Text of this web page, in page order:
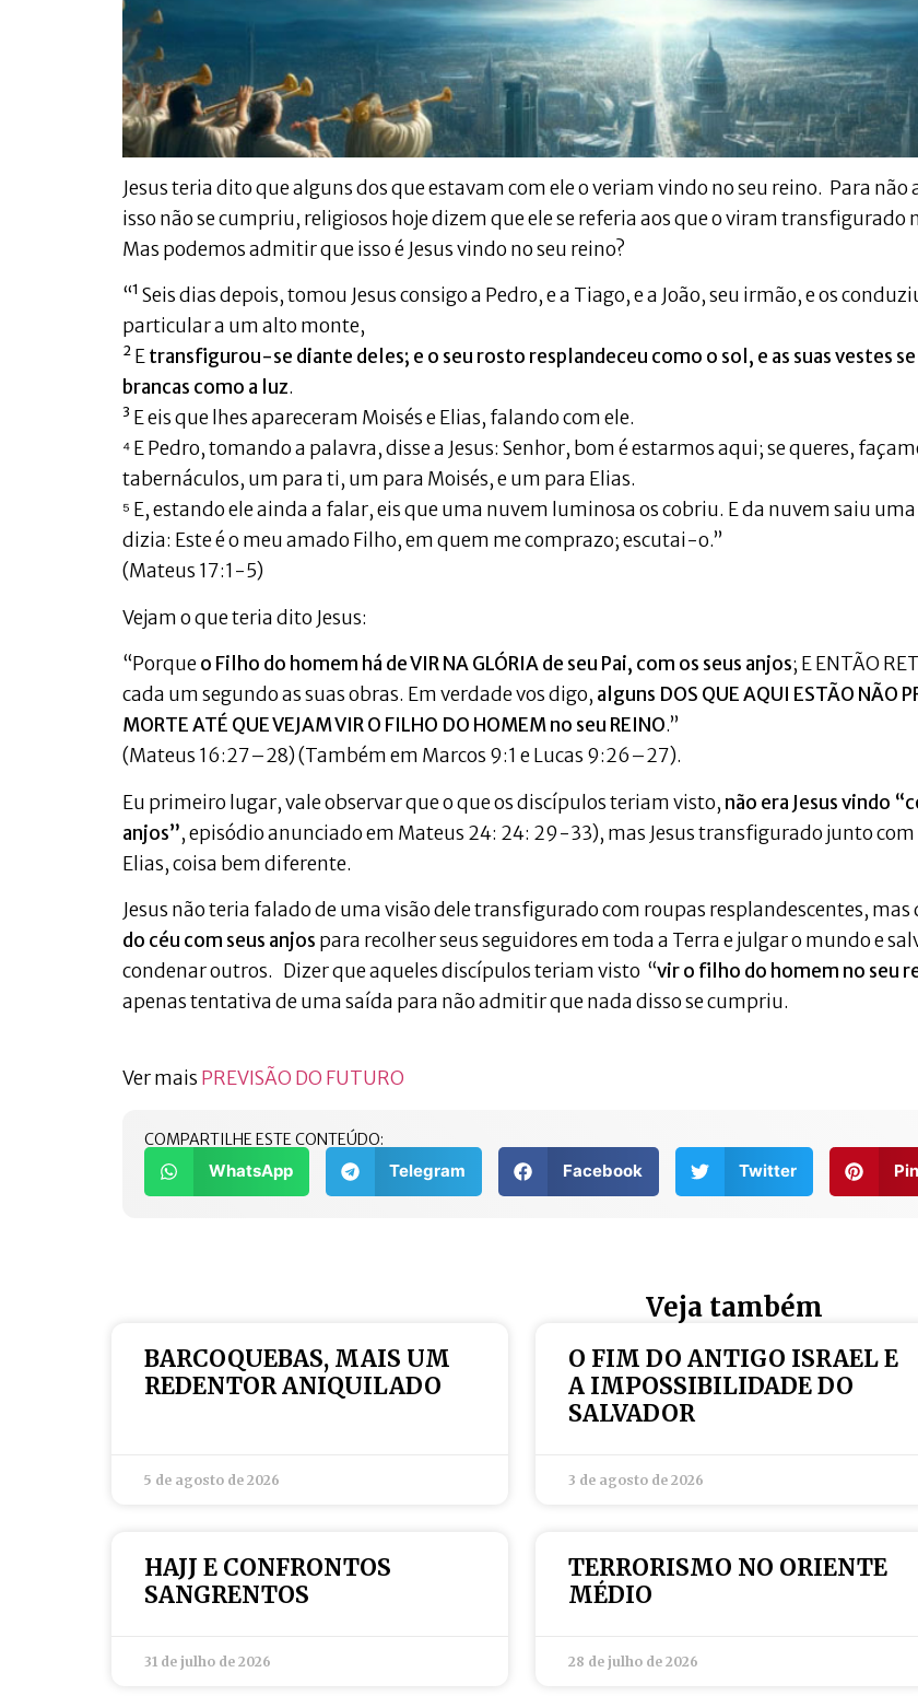
Jesus teria dito que alguns dos que estavam com ele o veriam vindo no seu reino. Para
isso não se cumpriu, religiosos hoje dizem que ele se referia aos que o viram transfigurado
Mas podemos admitir que isso é Jesus vindo no seu reino?
“¹ Seis dias depois, tomou Jesus consigo a Pedro, e a Tiago, e a João, seu irmão, e os
particular a um alto monte,
² Etransfigurou-se diante deles; e o seu rosto resplandeceu como o sol, e as suas vestes
brancas como a luz.
³ E eis que lhes apareceram Moisés e Elias, falando com ele.
⁴ E Pedro, tomando a palavra, disse a Jesus: Senhor, bom é estarmos aqui; se queres,
tabernáculos, um para ti, um para Moisés, e um para Elias.
⁵ E, estando ele ainda a falar, eis que uma nuvem luminosa os cobriu. E da nuvem saiu
dizia: Este é o meu amado Filho, em quem me comprazo; escutai-o.”
(Mateus 17:1-5)
Vejam o que teria dito Jesus:
“Porqueo Filho do homem há de VIR NA GLÓRIA de seu Pai, com os seus anjos; E ENTÃO
cada um segundo as suas obras. Em verdade vos digo, alguns DOS QUE AQUI ESTÃO NÃO
MORTE ATÉ QUE VEJAM VIR O FILHO DO HOMEM no seu REINO.”
(Mateus 16:27–28) (Também em Marcos 9:1 e Lucas 9:26–27).
Eu primeiro lugar, vale observar que o que os discípulos teriam visto, não era Jesus vindo
anjos”, episódio anunciado em Mateus 24: 24: 29-33), mas Jesus transfigurado junto com
Elias, coisa bem diferente.
Jesus não teria falado de uma visão dele transfigurado com roupas resplandescentes, mas
do céu com seus anjos para recolher seus seguidores em toda a Terra e julgar o mundo e
condenar outros. Dizer que aqueles discípulos teriam visto “vir o filho do homem no seu
apenas tentativa de uma saída para não admitir que nada disso se cumpriu.
Ver mais PREVISÃO DO FUTURO
COMPARTILHE ESTE CONTEÚDO:
WhatsApp Telegram Facebook Twitter
Veja também
BARCOQUEBAS, MAIS UM
REDENTOR ANIQUILADO
5 de agosto de 2026
O FIM DO ANTIGO ISRAEL E
A IMPOSSIBILIDADE DO
SALVADOR
3 de agosto de 2026
HAJJ E CONFRONTOS
SANGRENTOS
31 de julho de 2026
TERRORISMO NO ORIENTE
MÉDIO
28 de julho de 2026